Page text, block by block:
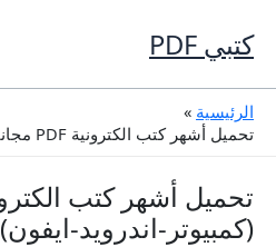
إلى
المحتوى
كتبي PDF
الرئيسية
تحميل أشهر كتب الكترونية PDF مجانا (كمبيوتر-اندرويد-ايفون)
(كمبيوتر-اندرويد-ايفون)